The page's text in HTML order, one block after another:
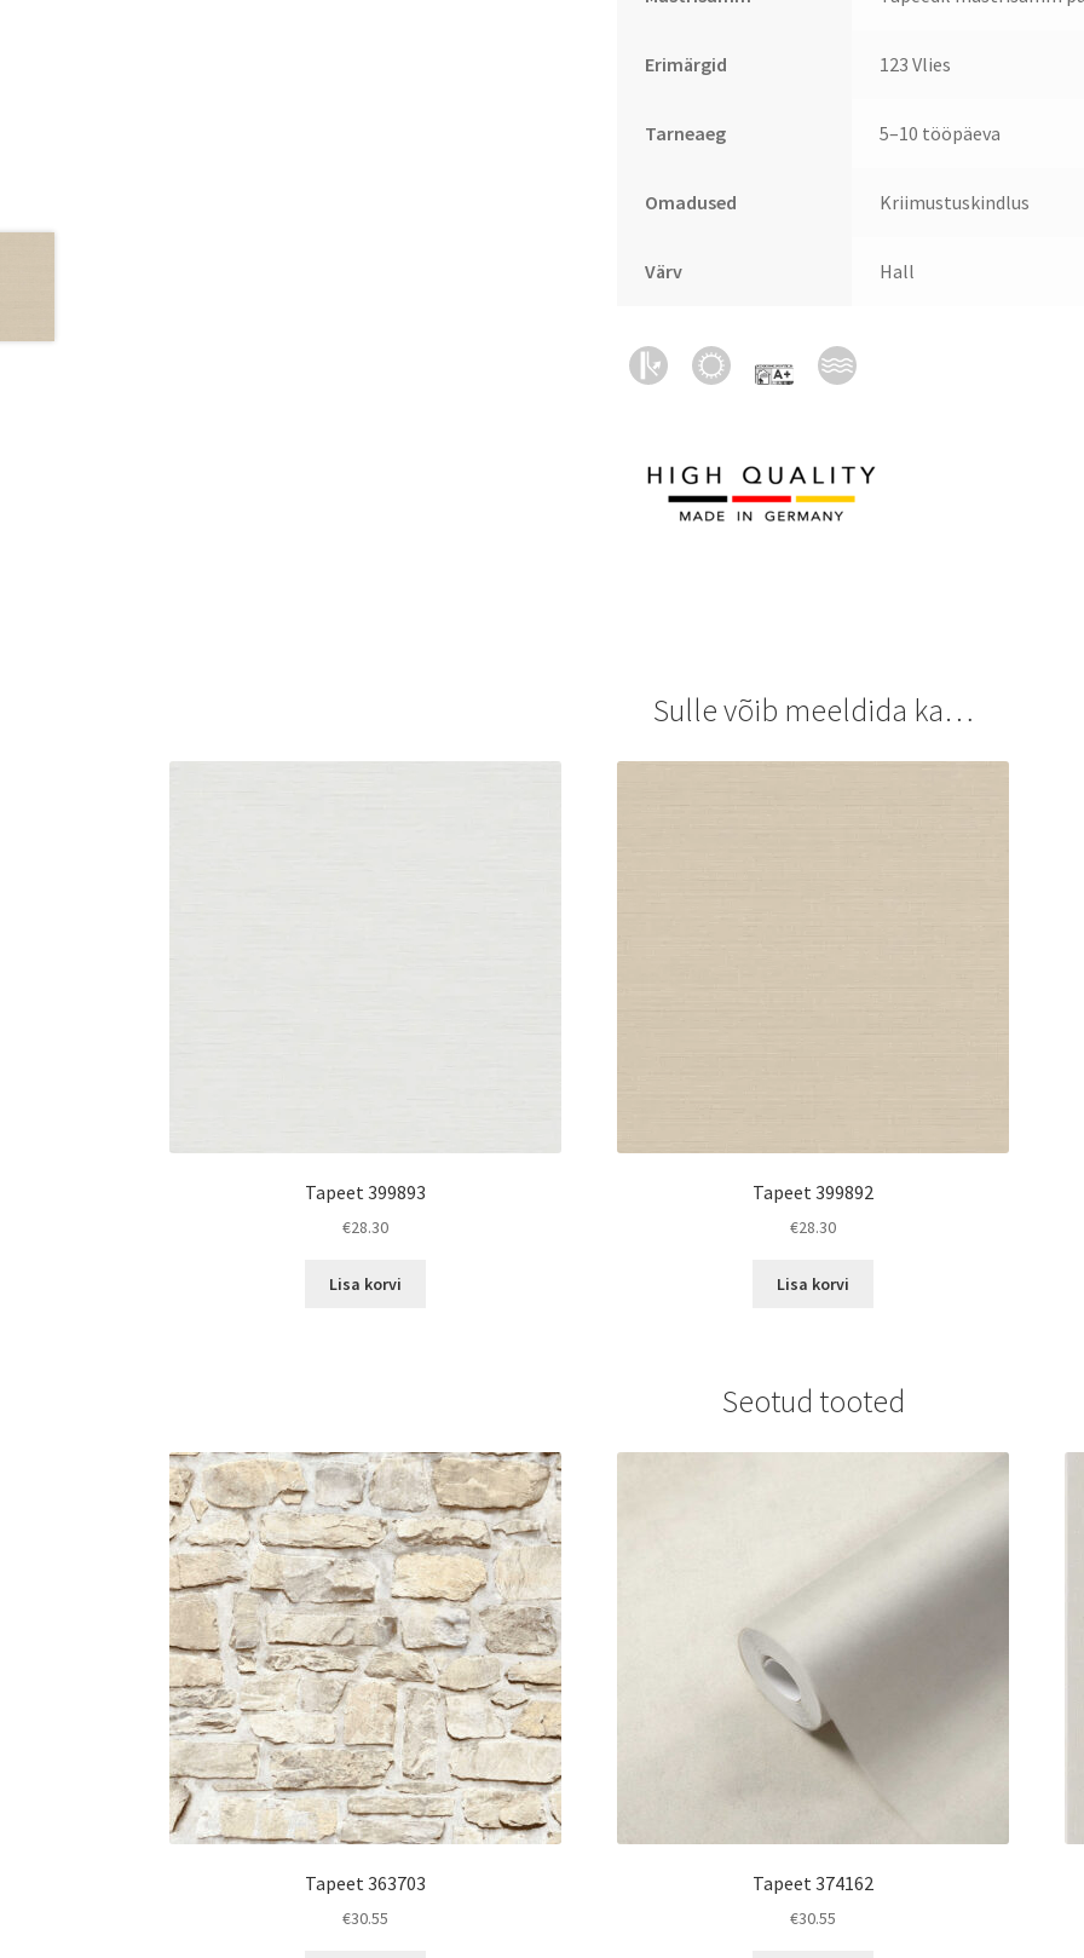
Erimärgid 123 Vlies
Tarneaeg 5–10 tööpäeva
Omadused Kriimustuskindlus
Värv Hall
Sulle võib meeldida ka…
Tapeet 399893
€28.30
Lisa korvi
Tapeet 399892
€28.30
Lisa korvi
Seotud tooted
Tapeet 363703
€30.55
Tapeet 374162
€30.55